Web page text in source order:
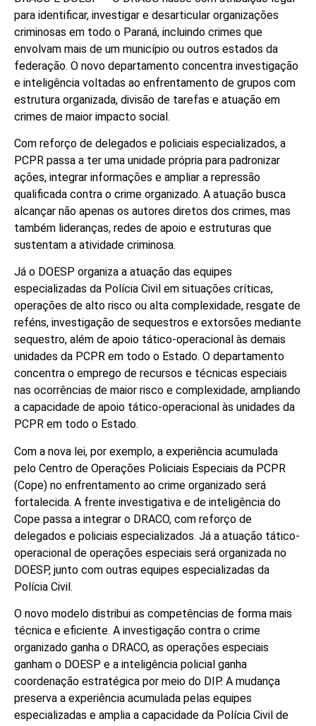
para identificar, investigar e desarticular organizações
criminosas em todo o Paraná, incluindo crimes que
envolvam mais de um município ou outros estados da
federação. O novo departamento concentra investigação
e inteligência voltadas ao enfrentamento de grupos com
estrutura organizada, divisão de tarefas e atuação em
crimes de maior impacto social.
Com reforço de delegados e policiais especializados, a
PCPR passa a ter uma unidade própria para padronizar
ações, integrar informações e ampliar a repressão
qualificada contra o crime organizado. A atuação busca
alcançar não apenas os autores diretos dos crimes, mas
também lideranças, redes de apoio e estruturas que
sustentam a atividade criminosa.
Já o DOESP organiza a atuação das equipes
especializadas da Polícia Civil em situações críticas,
operações de alto risco ou alta complexidade, resgate de
reféns, investigação de sequestros e extorsões mediante
sequestro, além de apoio tático-operacional às demais
unidades da PCPR em todo o Estado. O departamento
concentra o emprego de recursos e técnicas especiais
nas ocorrências de maior risco e complexidade, ampliando
a capacidade de apoio tático-operacional às unidades da
PCPR em todo o Estado.
Com a nova lei, por exemplo, a experiência acumulada
pelo Centro de Operações Policiais Especiais da PCPR
(Cope) no enfrentamento ao crime organizado será
fortalecida. A frente investigativa e de inteligência do
Cope passa a integrar o DRACO, com reforço de
delegados e policiais especializados. Já a atuação tático-
operacional de operações especiais será organizada no
DOESP, junto com outras equipes especializadas da
Polícia Civil.
O novo modelo distribui as competências de forma mais
técnica e eficiente. A investigação contra o crime
organizado ganha o DRACO, as operações especiais
ganham o DOESP e a inteligência policial ganha
coordenação estratégica por meio do DIP. A mudança
preserva a experiência acumulada pelas equipes
especializadas e amplia a capacidade da Polícia Civil de